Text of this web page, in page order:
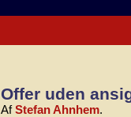
Offer uden
AfStefan Ahnhem.